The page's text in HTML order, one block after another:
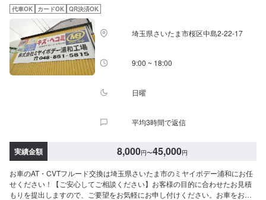
す。整備中に車が必要な場合にもご安心ください。
代車OK カードOK QR決済OK
埼玉県さいたま市桜区中島2-22-17
9:00 ~ 18:00
日曜
平均3時間で返信
実績金額 8,000円〜45,000円
お車のAT・CVTフルード交換は埼玉県さいたま市のミヤイボデー浦和にお任
せください！【ご安心してご相談ください】お客様の目的に合わせたお見積
もりを提出しますので、ご要望をお気軽にお申し付けください。お車をお預